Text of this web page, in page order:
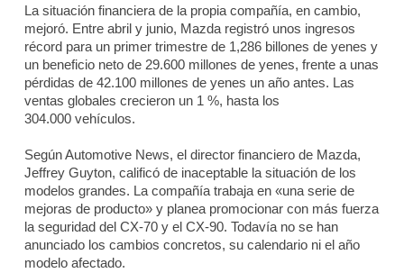
La situación financiera de la propia compañía, en cambio,
mejoró. Entre abril y junio, Mazda registró unos ingresos
récord para un primer trimestre de 1,286 billones de yenes y
un beneficio neto de 29.600 millones de yenes, frente a unas
pérdidas de 42.100 millones de yenes un año antes. Las
ventas globales crecieron un 1 %, hasta los
304.000 vehículos.
SegúnAutomotive News, el director financiero de Mazda,
Jeffrey Guyton, calificó de inaceptable la situación de los
modelos grandes. La compañía trabaja en «una serie de
mejoras de producto» y planea promocionar con más fuerza
la seguridad del CX-70 y el CX-90. Todavía no se han
anunciado los cambios concretos, su calendario ni el año
modelo afectado.